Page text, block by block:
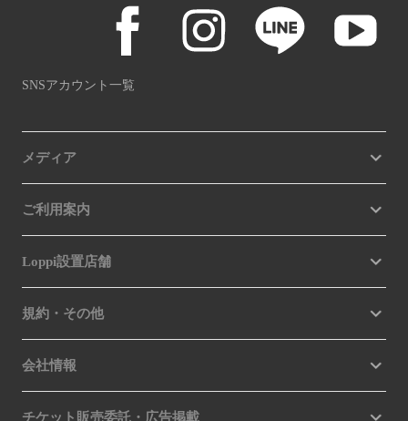
SNSアカウント一覧
メディア
ご利用案内
Loppi設置店舗
規約・その他
会社情報
チケット販売委託・広告掲載